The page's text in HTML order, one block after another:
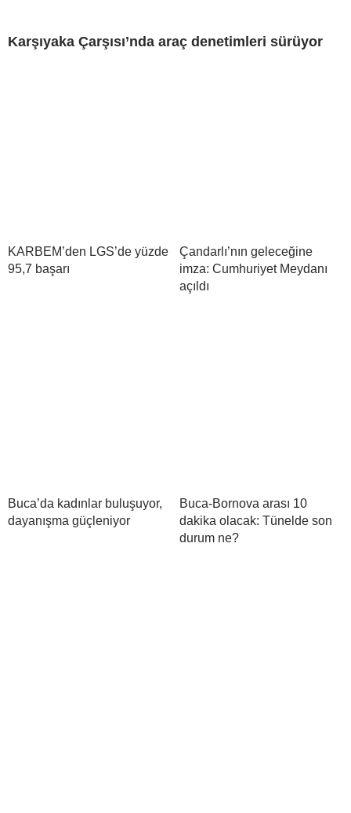
Karşıyaka Çarşısı’nda araç denetimleri sürüyor
KARBEM’den LGS’de yüzde
95,7 başarı
Çandarlı’nın geleceğine
imza: Cumhuriyet Meydanı
açıldı
Buca’da kadınlar buluşuyor,
dayanışma güçleniyor
Buca-Bornova arası 10
dakika olacak: Tünelde son
durum ne?